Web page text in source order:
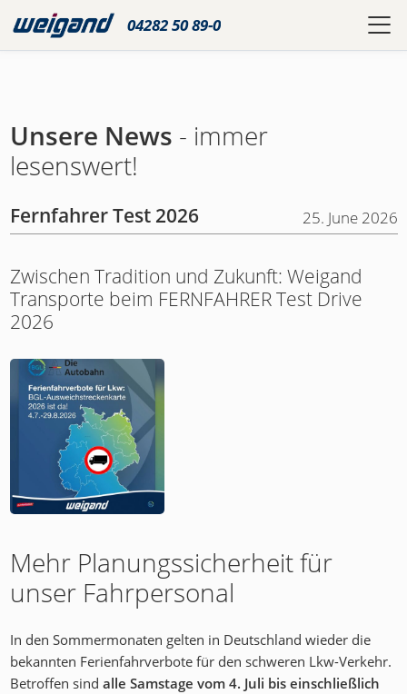
04282 50 89-0
Unsere News - immer
lesenswert!
Fernfahrer Test 2026 25. June 2026
Zwischen Tradition und Zukunft: Weigand
Transporte beim FERNFAHRER Test Drive
2026
Mehr Planungssicherheit für
unser Fahrpersonal
In den Sommermonaten gelten in Deutschland wieder die
bekannten Ferienfahrverbote für den schweren Lkw-Verkehr.
Betroffen sind alle Samstage vom 4. Juli bis einschließlich